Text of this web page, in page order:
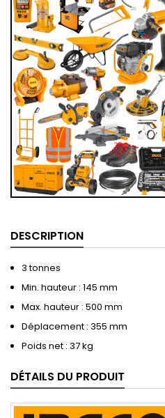
DESCRIPTION
3 tonnes
Min. hauteur : 145 mm
Max. hauteur : 500 mm
Déplacement : 355 mm
Poids net : 37 kg
DÉTAILS DU PRODUIT